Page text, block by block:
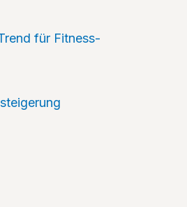
für Fitness-